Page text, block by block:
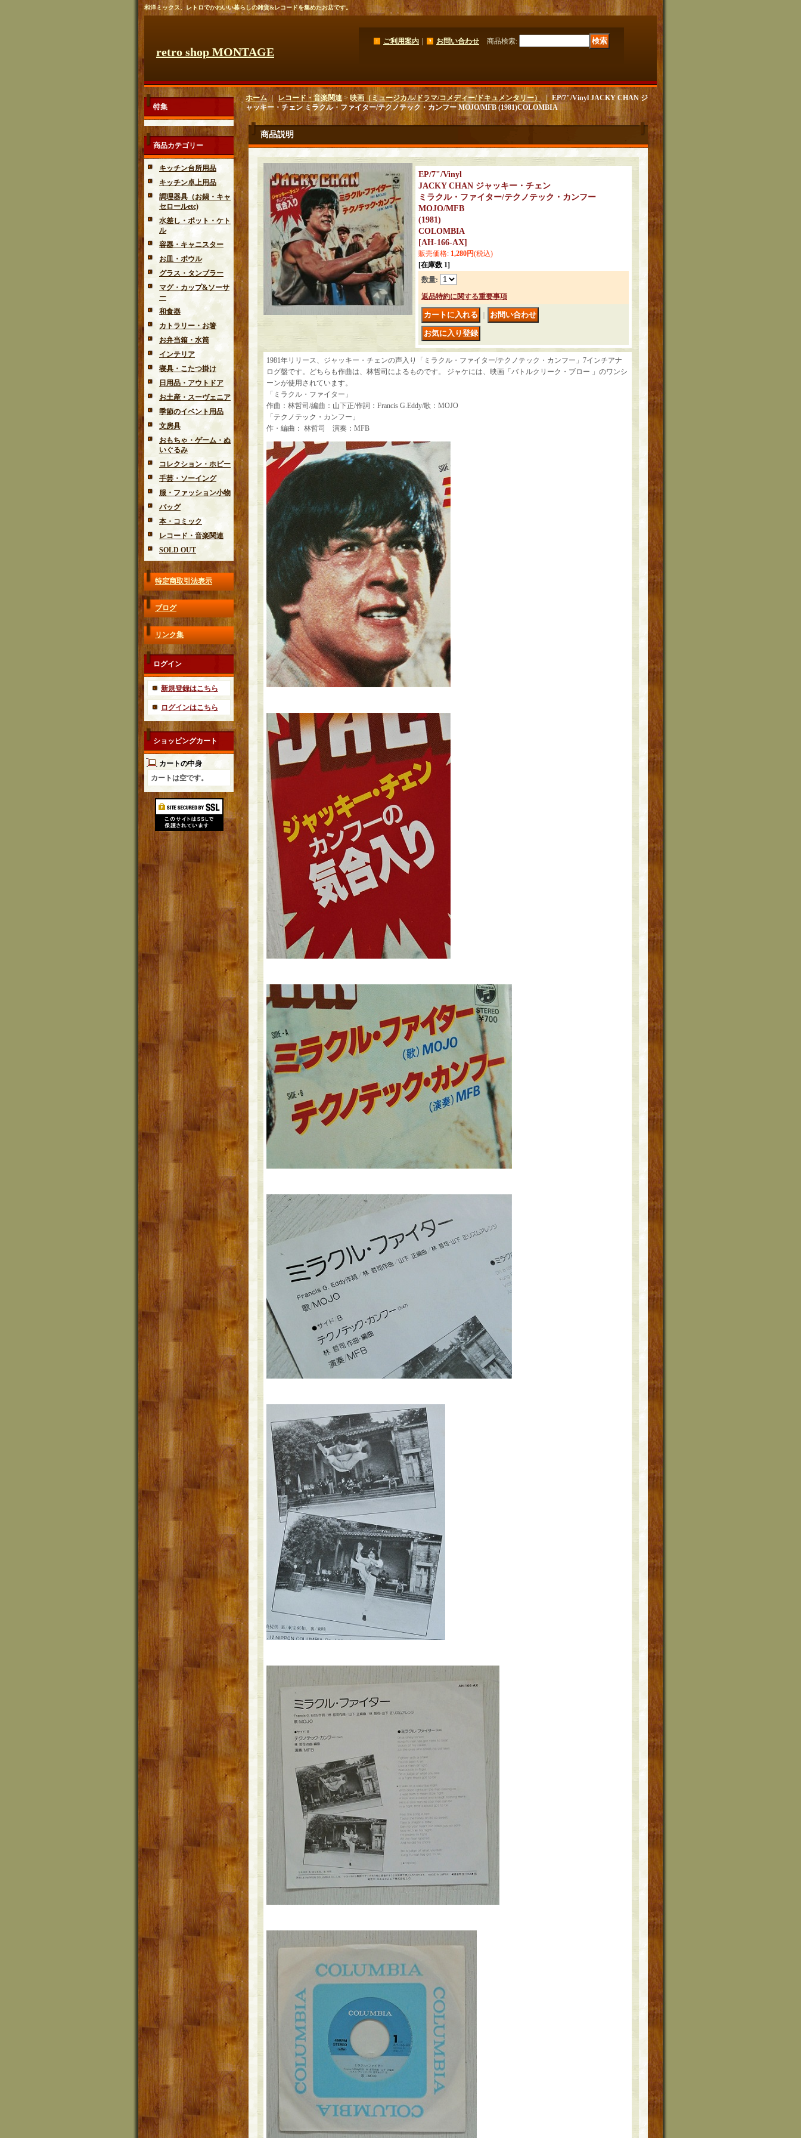
和洋ミックス、レトロでかわいい暮らしの雑貨&レコードを集めたお店です。
retro shop MONTAGE
ご利用案内 お問い合わせ 商品検索:
特集
商品カテゴリー
キッチン台所用品
キッチン卓上用品
調理器具（お鍋・キャ
セロールetc)
水差し・ポット・ケト
ル
容器・キャニスター
お皿・ボウル
グラス・タンブラー
マグ・カップ&ソーサ
ー
和食器
カトラリー・お箸
お弁当箱・水筒
インテリア
寝具・こたつ掛け
日用品・アウトドア
お土産・スーヴェニア
季節のイベント用品
文房具
おもちゃ・ゲーム・ぬ
いぐるみ
コレクション・ホビー
手芸・ソーイング
服・ファッション小物
バッグ
本・コミック
レコード・音楽関連
SOLD OUT
特定商取引法表示
ブログ
リンク集
ログイン
新規登録はこちら
ログインはこちら
ショッピングカート
カートの中身
カートは空です。
ホーム｜ レコード・音楽関連 > 映画（ミュージカル/ドラマ/コメディー/ドキュメンタリー） ｜ EP/7"/Vinyl JACKY CHAN ジ
ャッキー・チェン ミラクル・ファイター/テクノテック・カンフー MOJO/MFB (1981)COLOMBIA
商品説明
EP/7"/Vinyl
JACKY CHAN ジャッキー・チェン
ミラクル・ファイター/テクノテック・カンフー
MOJO/MFB
(1981)
COLOMBIA
[AH-166-AX]
販売価格: 1,280円(税込)
[在庫数 1]
数量:
返品特約に関する重要事項
1981年リリース、ジャッキー・チェンの声入り「ミラクル・ファイター/テクノテック・カンフー」7インチアナ
ログ盤です。どちらも作曲は、林哲司によるものです。 ジャケには、映画「バトルクリーク・ブロー 」のワンシ
ーンが使用されています。
「ミラクル・ファイター」
作曲：林哲司/編曲：山下正/作詞：Francis G.Eddy/歌：MOJO
「テクノテック・カンフー」
作・編曲： 林哲司 演奏：MFB